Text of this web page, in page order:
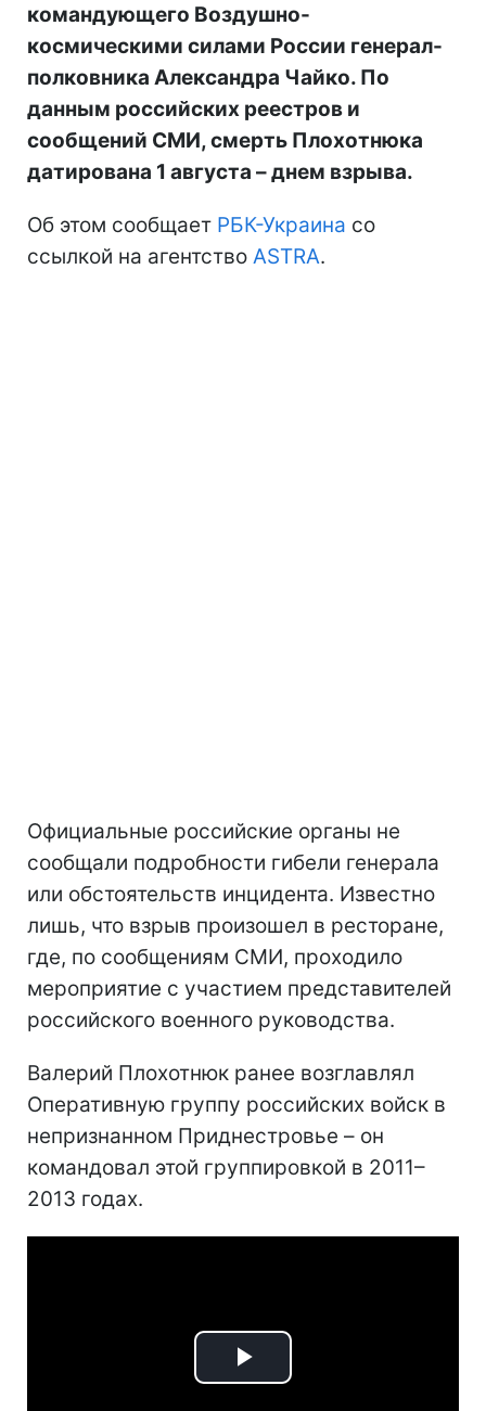
командующего Воздушно-
космическими силами России генерал-
полковника Александра Чайко. По
данным российских реестров и
сообщений СМИ, смерть Плохотнюка
датирована 1 августа – днем взрыва.
Об этом сообщает РБК-Украина со
ссылкой на агентство ASTRA.
Официальные российские органы не
сообщали подробности гибели генерала
или обстоятельств инцидента. Известно
лишь, что взрыв произошел в ресторане,
где, по сообщениям СМИ, проходило
мероприятие с участием представителей
российского военного руководства.
Валерий Плохотнюк ранее возглавлял
Оперативную группу российских войск в
непризнанном Приднестровье – он
командовал этой группировкой в 2011–
2013 годах.
Play